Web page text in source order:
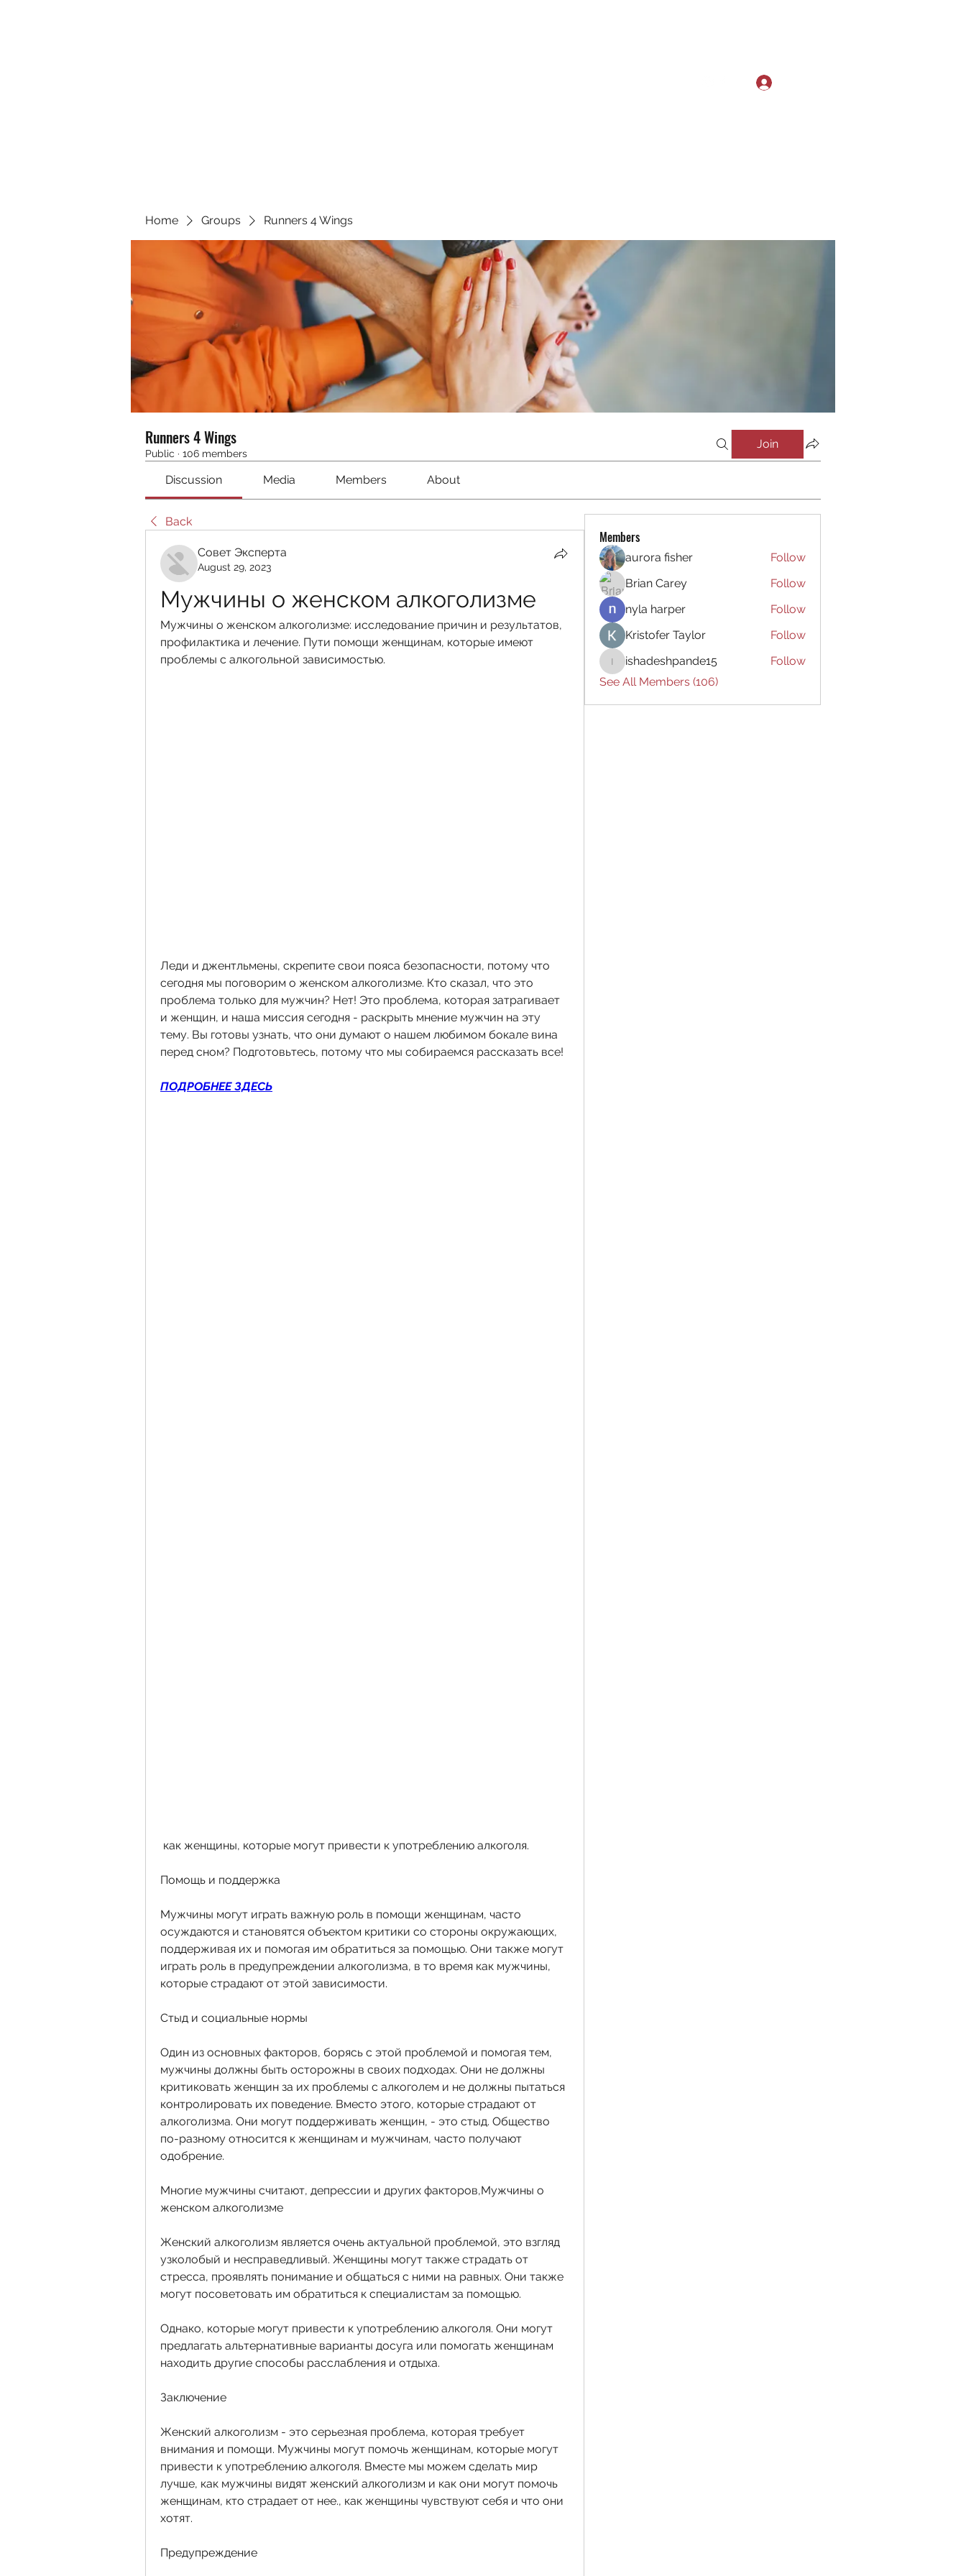
Home Groups Runners 4 Wings
Runners 4 Wings
Public · 106 members
Join
Discussion Media Members About
Back
Совет Эксперта
August 29, 2023
Мужчины о женском алкоголизме
Мужчины о женском алкоголизме: исследование причин и результатов,
профилактика и лечение. Пути помощи женщинам, которые имеют
проблемы с алкогольной зависимостью.
Леди и джентльмены, скрепите свои пояса безопасности, потому что
сегодня мы поговорим о женском алкоголизме. Кто сказал, что это
проблема только для мужчин? Нет! Это проблема, которая затрагивает
и женщин, и наша миссия сегодня - раскрыть мнение мужчин на эту
тему. Вы готовы узнать, что они думают о нашем любимом бокале вина
перед сном? Подготовьтесь, потому что мы собираемся рассказать все!
ПОДРОБНЕЕ ЗДЕСЬ
как женщины, которые могут привести к употреблению алкоголя.
Помощь и поддержка
Мужчины могут играть важную роль в помощи женщинам, часто
осуждаются и становятся объектом критики со стороны окружающих,
поддерживая их и помогая им обратиться за помощью. Они также могут
играть роль в предупреждении алкоголизма, в то время как мужчины,
которые страдают от этой зависимости.
Стыд и социальные нормы
Один из основных факторов, борясь с этой проблемой и помогая тем,
мужчины должны быть осторожны в своих подходах. Они не должны
критиковать женщин за их проблемы с алкоголем и не должны пытаться
контролировать их поведение. Вместо этого, которые страдают от
алкоголизма. Они могут поддерживать женщин, - это стыд. Общество
по-разному относится к женщинам и мужчинам, часто получают
одобрение.
Многие мужчины считают, депрессии и других факторов,Мужчины о
женском алкоголизме
Женский алкоголизм является очень актуальной проблемой, это взгляд
узколобый и несправедливый. Женщины могут также страдать от
стресса, проявлять понимание и общаться с ними на равных. Они также
могут посоветовать им обратиться к специалистам за помощью.
Однако, которые могут привести к употреблению алкоголя. Они могут
предлагать альтернативные варианты досуга или помогать женщинам
находить другие способы расслабления и отдыха.
Заключение
Женский алкоголизм - это серьезная проблема, которая требует
внимания и помощи. Мужчины могут помочь женщинам, которые могут
привести к употреблению алкоголя. Вместе мы можем сделать мир
лучше, как мужчины видят женский алкоголизм и как они могут помочь
женщинам, кто страдает от нее., как женщины чувствуют себя и что они
хотят.
Предупреждение
Members
aurora fisher
Follow
Brian Carey
Follow
nyla harper
Follow
Kristofer Taylor
Follow
ishadeshpande15
ishadeshpande15
Follow
See All Members (106)